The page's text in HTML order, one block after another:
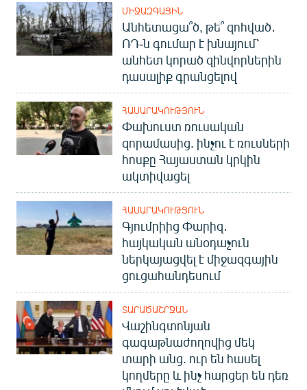
ՄԻՋԱԶԳԱՅԻՆ
Անհետացա՞ծ, թե՞ զոհված․
ՌԴ-ն գումար է խնայում՝
անհետ կորած զինվորներին
դասալիք գրանցելով
ՀԱՍԱՐԱԿՈՒԹՅՈՒՆ
Փախուստ ռուսական
զորամասից. ինչու է ռուսների
հոսքը Հայաստան կրկին
ակտիվացել
ՀԱՍԱՐԱԿՈՒԹՅՈՒՆ
Գյումրիից Փարիզ․
հայկական անօդաչուն
ներկայացվել է միջազգային
ցուցահանդեսում
ՏԱՐԱԾԱՇՐՋԱՆ
Վաշինգտոնյան
գագաթնաժողովից մեկ
տարի անց. ուր են հասել
կողմերը և ինչ հարցեր են դեռ